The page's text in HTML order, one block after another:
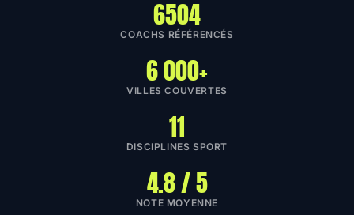
6504
COACHS RÉFÉRENCÉS
6 000+
VILLES COUVERTES
11
DISCIPLINES SPORT
4.8 / 5
NOTE MOYENNE